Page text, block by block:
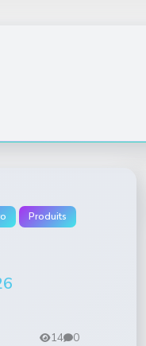
Produits
14 0